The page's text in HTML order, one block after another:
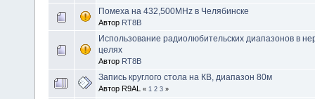
Помеха на 432,500MHz в Челябинске
Автор RT8B
Использование радиолюбительских диапазонов в
целях
Автор RT8B
Запись круглого стола на КВ, диапазон 80м
Автор R9AL « 1 2 3 »